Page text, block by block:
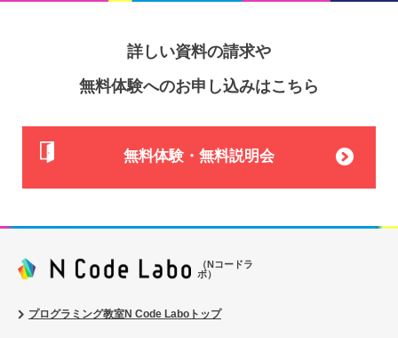
詳しい資料の請求や
無料体験へのお申し込みはこちら
無料体験・無料説明会
（Nコードラ
ボ）
プログラミング教室N Code Laboトップ